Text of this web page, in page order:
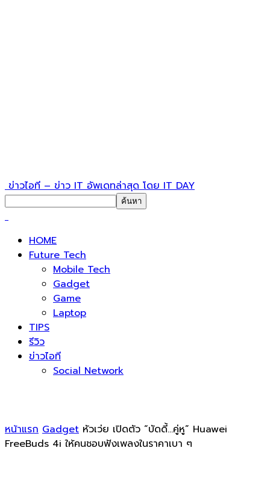
ข่าวไอที – ข่าว IT อัพเดทล่าสุด โดย IT DAY
HOME
Future Tech
Mobile Tech
Gadget
Game
Laptop
TIPS
รีวิว
ข่าวไอที
Social Network
หน้าแรก Gadget หัวเว่ย เปิดตัว “บัดดี้…คู่หู” Huawei
FreeBuds 4i ให้คนชอบฟังเพลงในราคาเบา ๆ